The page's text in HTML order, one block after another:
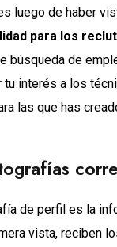
luego de haber
para los
búsqueda de
tu interés a los
las que has
de perfil es la
vista, reciben